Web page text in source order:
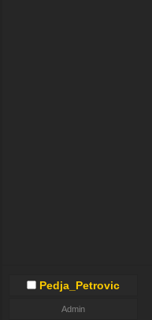
Pedja_Petrovic
Admin